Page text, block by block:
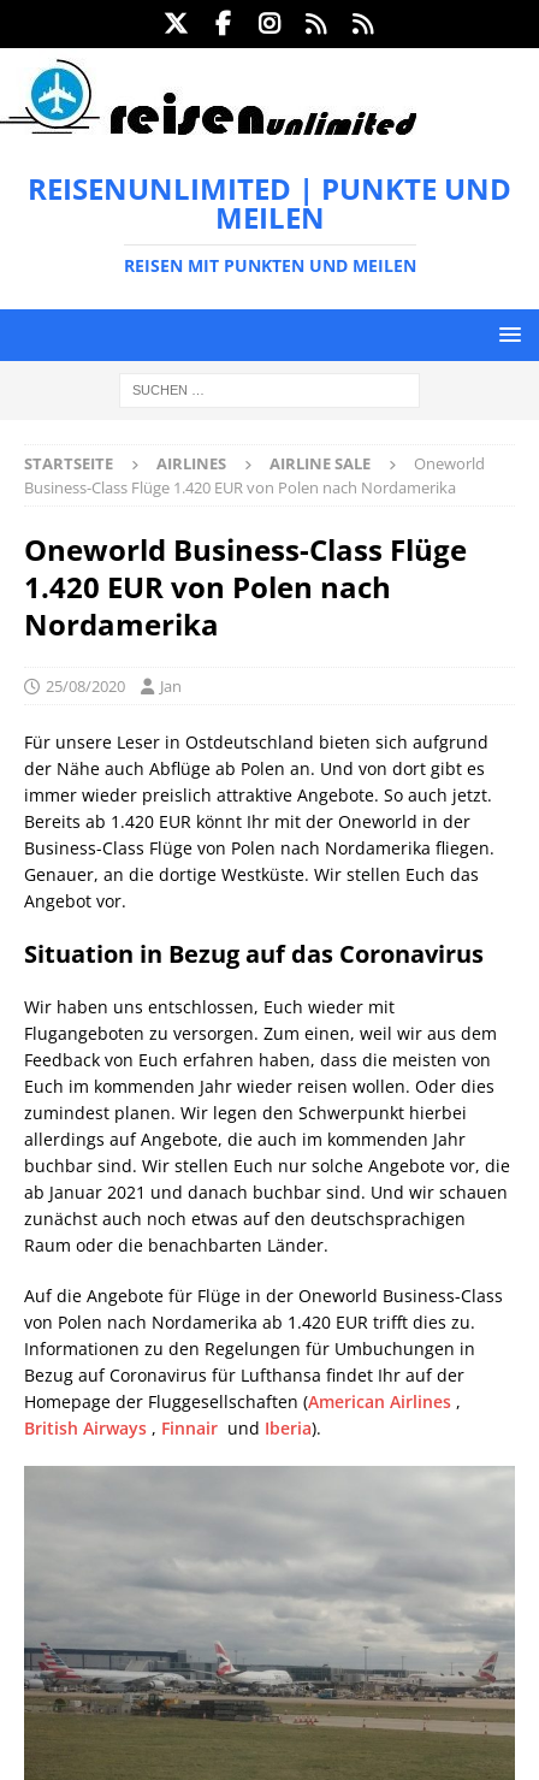
REISENUNLIMITED | PUNKTE UND
MEILEN
REISEN MIT PUNKTEN UND MEILEN
STARTSEITE AIRLINES AIRLINE SALE
Oneworld
Business-Class Flüge 1.420 EUR von Polen nach Nordamerika
Oneworld Business-Class Flüge
1.420 EUR von Polen nach
Nordamerika
25/08/2020 Jan
Für unsere Leser in Ostdeutschland bieten sich aufgrund
der Nähe auch Abflüge ab Polen an. Und von dort gibt es
immer wieder preislich attraktive Angebote. So auch jetzt.
Bereits ab 1.420 EUR könnt Ihr mit der Oneworld in der
Business-Class Flüge von Polen nach Nordamerika fliegen.
Genauer, an die dortige Westküste. Wir stellen Euch das
Angebot vor.
Situation in Bezug auf das Coronavirus
Wir haben uns entschlossen, Euch wieder mit
Flugangeboten zu versorgen. Zum einen, weil wir aus dem
Feedback von Euch erfahren haben, dass die meisten von
Euch im kommenden Jahr wieder reisen wollen. Oder dies
zumindest planen. Wir legen den Schwerpunkt hierbei
allerdings auf Angebote, die auch im kommenden Jahr
buchbar sind. Wir stellen Euch nur solche Angebote vor, die
ab Januar 2021 und danach buchbar sind. Und wir schauen
zunächst auch noch etwas auf den deutschsprachigen
Raum oder die benachbarten Länder.
Auf die Angebote für Flüge in der Oneworld Business-Class
von Polen nach Nordamerika ab 1.420 EUR trifft dies zu.
Informationen zu den Regelungen für Umbuchungen in
Bezug auf Coronavirus für Lufthansa findet Ihr auf der
Homepage der Fluggesellschaften (American Airlines ,
British Airways , Finnair und Iberia).